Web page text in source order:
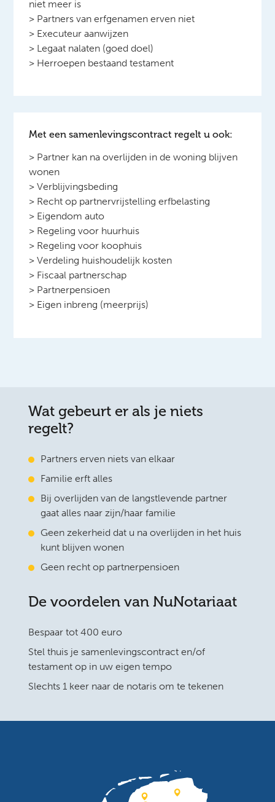
niet meer is
> Partners van erfgenamen erven niet
> Executeur aanwijzen
> Legaat nalaten (goed doel)
> Herroepen bestaand testament
Met een samenlevingscontract regelt u ook:
> Partner kan na overlijden in de woning blijven
wonen
> Verblijvingsbeding
> Recht op partnervrijstelling erfbelasting
> Eigendom auto
> Regeling voor huurhuis
> Regeling voor koophuis
> Verdeling huishoudelijk kosten
> Fiscaal partnerschap
> Partnerpensioen
> Eigen inbreng (meerprijs)
Wat gebeurt er als je niets
regelt?
Partners erven niets van elkaar
Familie erft alles
Bij overlijden van de langstlevende partner
gaat alles naar zijn/haar familie
Geen zekerheid dat u na overlijden in het huis
kunt blijven wonen
Geen recht op partnerpensioen
De voordelen van NuNotariaat
Bespaar tot 400 euro
Stel thuis je samenlevingscontract en/of
testament op in uw eigen tempo
Slechts 1 keer naar de notaris om te tekenen